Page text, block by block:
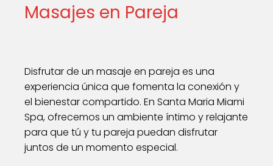
Masajes en Pareja
Disfrutar de un masaje en pareja es una
experiencia única que fomenta la conexión y
el bienestar compartido. En Santa Maria Miami
Spa, ofrecemos un ambiente íntimo y relajante
para que tú y tu pareja puedan disfrutar
juntos de un momento especial.